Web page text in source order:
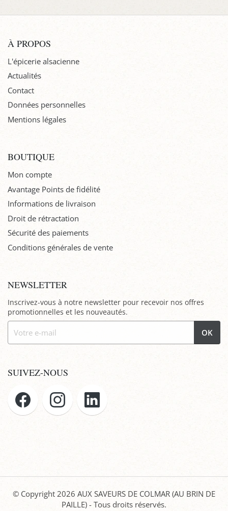
À PROPOS
L'épicerie alsacienne
Actualités
Contact
Données personnelles
Mentions légales
BOUTIQUE
Mon compte
Avantage Points de fidélité
Informations de livraison
Droit de rétractation
Sécurité des paiements
Conditions générales de vente
NEWSLETTER
Inscrivez-vous à notre newsletter pour recevoir nos offres
promotionnelles et les nouveautés.
OK
SUIVEZ-NOUS
© Copyright 2026 AUX SAVEURS DE COLMAR (AU BRIN DE
PAILLE) - Tous droits réservés.